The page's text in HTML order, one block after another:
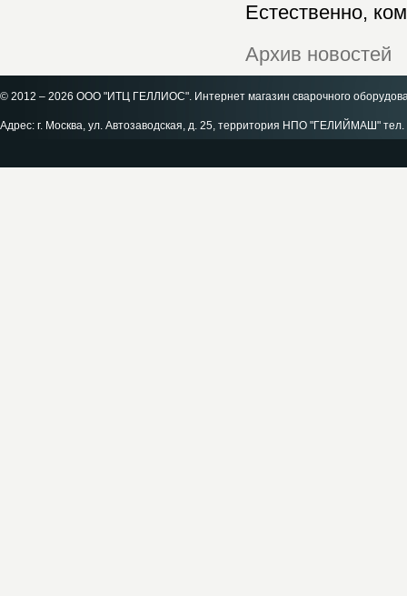
Естественно,
Архив новостей
© 2012 – 2026 ООО "ИТЦ ГЕЛЛИОС". Интернет магазин сварочного
Адрес: г. Москва, ул. Автозаводская, д. 25, территория НПО "ГЕЛИЙМАШ"